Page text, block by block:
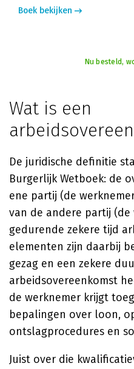
Boek bekijken
Nu besteld,
Wat is een
De juridische definitie
Burgerlijk Wetboek: de
ene partij (de
van de andere partij
gedurende zekere tijd
elementen zijn daarbij
gezag en een zekere
arbeidsovereenkomst
de werknemer krijgt
bepalingen over loon,
ontslagprocedures en
Juist over die